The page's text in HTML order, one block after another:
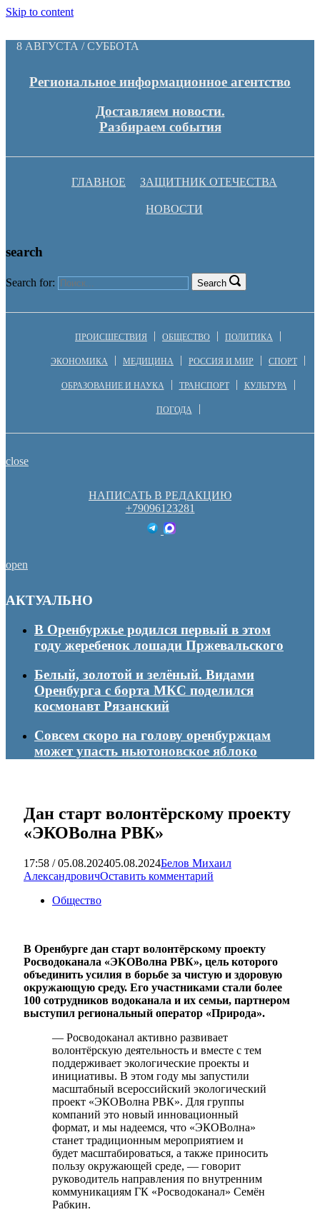
Skip to content
8 АВГУСТА / СУББОТА
Региональное информационное агентство
Доставляем новости.
Разбираем события
ГЛАВНОЕ ЗАЩИТНИК ОТЕЧЕСТВА
НОВОСТИ
search
Search for: Search
ПРОИСШЕСТВИЯ ОБЩЕСТВО ПОЛИТИКА
ЭКОНОМИКА МЕДИЦИНА РОССИЯ И МИР СПОРТ
ОБРАЗОВАНИЕ И НАУКА ТРАНСПОРТ КУЛЬТУРА
ПОГОДА
close
НАПИСАТЬ В РЕДАКЦИЮ
+79096123281
open
АКТУАЛЬНО
В Оренбуржье родился первый в этом
году жеребенок лошади Пржевальского
Белый, золотой и зелёный. Видами
Оренбурга с борта МКС поделился
космонавт Рязанский
Совсем скоро на голову оренбуржцам
может упасть ньютоновское яблоко
Дан старт волонтёрскому проекту
«ЭКОВолна РВК»
17:58 / 05.08.202405.08.2024Белов Михаил
АлександровичОставить комментарий
Общество
В Оренбурге дан старт волонтёрскому проекту
Росводоканала «ЭКОВолна РВК», цель которого
объединить усилия в борьбе за чистую и здоровую
окружающую среду. Его участниками стали более
100 сотрудников водоканала и их семьи, партнером
выступил региональный оператор «Природа».
— Росводоканал активно развивает
волонтёрскую деятельность и вместе с тем
поддерживает экологические проекты и
инициативы. В этом году мы запустили
масштабный всероссийский экологический
проект «ЭКОВолна РВК». Для группы
компаний это новый инновационный
формат, и мы надеемся, что «ЭКОВолна»
станет традиционным мероприятием и
будет масштабироваться, а также приносить
пользу окружающей среде, — говорит
руководитель направления по внутренним
коммуникациям ГК «Росводоканал» Семён
Рабкин.